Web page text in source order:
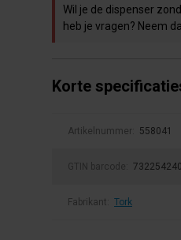
Wil je de dispenser
heb je vragen? Neem
Korte
Artikelnummer: 558041
GTIN barcode:
Fabrikant: Tork